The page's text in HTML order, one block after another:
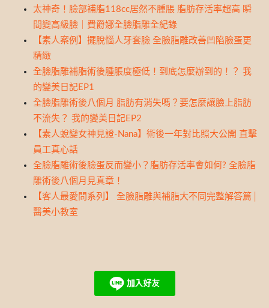
太神奇！臉部補脂118cc居然不腫脹 脂肪存活率超高 瞬
間變高級臉｜費爵娜全臉脂雕全紀錄
【素人案例】擺脫惱人牙套臉 全臉脂雕改善凹陷臉蛋更
精緻
全臉脂雕補脂術後腫脹度極低！到底怎麼辦到的！？ 我
的變美日記EP1
全臉脂雕術後八個月 脂肪有消失嗎？要怎麼讓臉上脂肪
不流失？ 我的變美日記EP2
【素人蛻變女神見證-Nana】術後一年對比照大公開 直擊
員工真心話
全臉脂雕術後臉蛋反而變小？脂肪存活率會如何? 全臉脂
雕術後八個月見真章！
【客人最愛問系列】 全臉脂雕與補脂大不同完整解答篇│
醫美小教室